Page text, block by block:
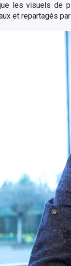
les visuels de
et repartagés